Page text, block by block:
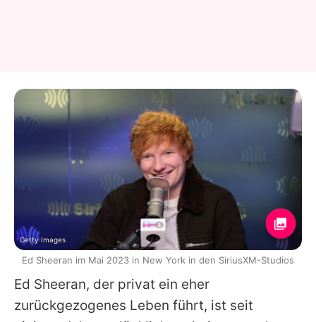
Ed Sheeran, der privat ein eher
zurückgezogenes Leben führt, ist seit
Getty Images
Ed Sheeran im Mai 2023 in New York in den SiriusXM-Studios